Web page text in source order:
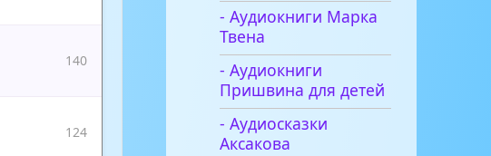
140
124
- Аудиокниги Марка
Твена
- Аудиокниги
Пришвина для детей
- Аудиосказки
Аксакова